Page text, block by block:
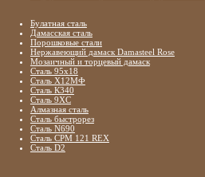
Булатная сталь
Дамасская сталь
Порошковые стали
Нержавеющий дамаск Damasteel Rose
Мозаичный и торцевый дамаск
Сталь 95х18
Сталь Х12МФ
Сталь К340
Сталь 9ХС
Алмазная сталь
Сталь быстрорез
Сталь N690
Сталь CPM 121 REX
Сталь D2